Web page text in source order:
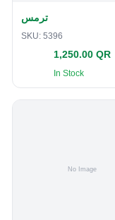
ترمس
SKU: 5396
1,250.00 QR
In Stock